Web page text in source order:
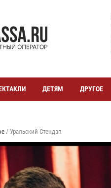
ДЕТЯМ ДРУГОЕ
/ Уральский Стендап